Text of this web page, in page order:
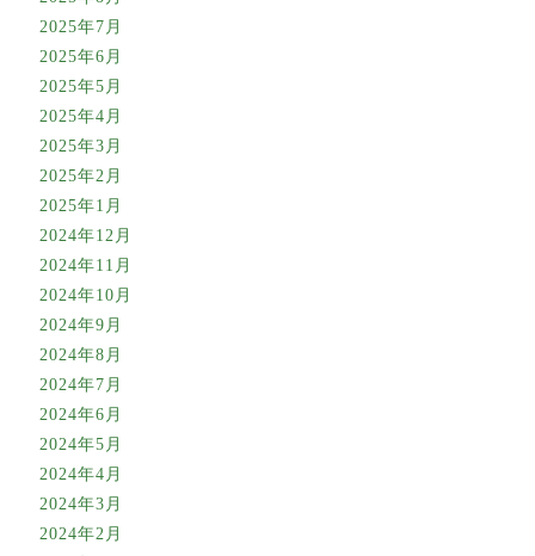
2025年7月
2025年6月
2025年5月
2025年4月
2025年3月
2025年2月
2025年1月
2024年12月
2024年11月
2024年10月
2024年9月
2024年8月
2024年7月
2024年6月
2024年5月
2024年4月
2024年3月
2024年2月